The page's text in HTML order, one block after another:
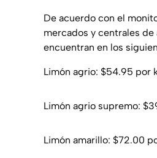
De acuerdo con el
mercados y centrales
encuentran en los
Limón agrio: $54.95 por
Limón agrio supremo:
Limón amarillo: $72.00